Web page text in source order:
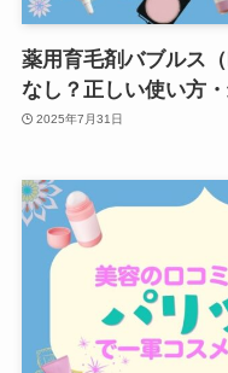
薬用育毛剤バブルス
なし？正しい使い方
2025年7月31日